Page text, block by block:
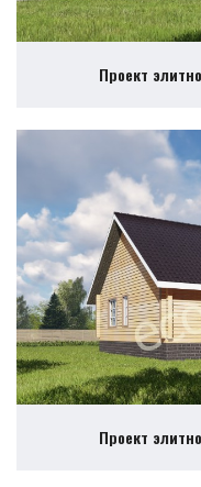
Проект
Проект